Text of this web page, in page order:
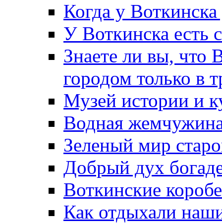
Когда у
У Воткинска есть
Знаете ли вы, что
городом только в
Музей истории и
Водная
Зеленый мир
Добрый дух
Воткинские
Как отдыхали